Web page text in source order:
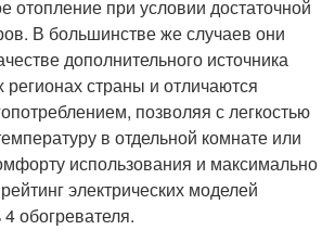
отопление при условии достаточной
В большинстве же случаев они
дополнительного источника
страны и отличаются
позволяя с легкостью
в отдельной комнате или
использования и максимально
электрических моделей
обогревателя.